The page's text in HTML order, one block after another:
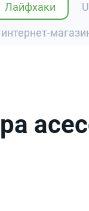
Лайфхаки
интернет-